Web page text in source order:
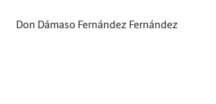
Don Dámaso Fernández Fernández